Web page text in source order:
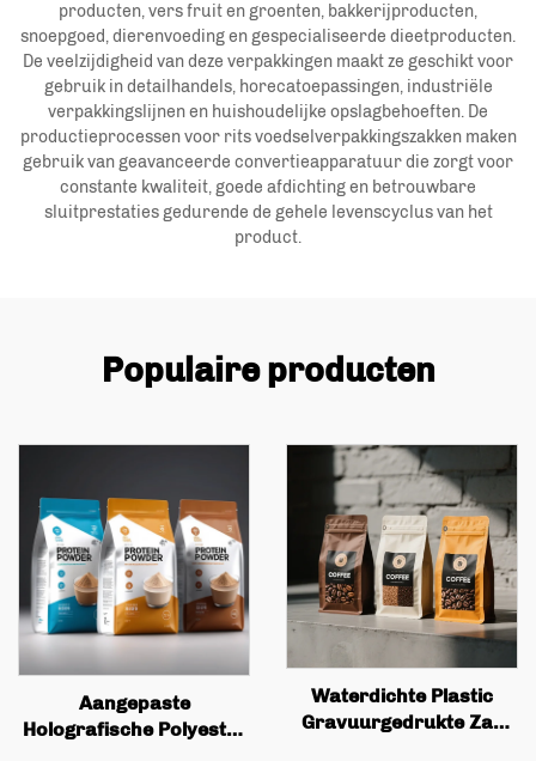
producten, vers fruit en groenten, bakkerijproducten,
snoepgoed, dierenvoeding en gespecialiseerde dieetproducten.
De veelzijdigheid van deze verpakkingen maakt ze geschikt voor
gebruik in detailhandels, horecatoepassingen, industriële
verpakkingslijnen en huishoudelijke opslagbehoeften. De
productieprocessen voor rits voedselverpakkingszakken maken
gebruik van geavanceerde convertieapparatuur die zorgt voor
constante kwaliteit, goede afdichting en betrouwbare
sluitprestaties gedurende de gehele levenscyclus van het
product.
Populaire producten
Aangepaste
Holografische Polyester
Waterdichte Plastic
Gravuurgedrukte Zak